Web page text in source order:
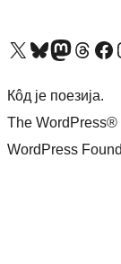
Visit our X (formerly Twitter) account
Посетите наш Bluesky налог
Visit our Mastodon
Посетите наш налог на Threads-у Visit our
Кôд је поезија.
The WordPress®
WordPress